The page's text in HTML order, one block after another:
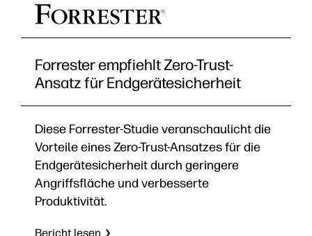
Forrester empfiehlt Zero-Trust-
Ansatz für Endgerätesicherheit
Diese Forrester-Studie veranschaulicht die
Vorteile eines Zero-Trust-Ansatzes für die
Endgerätesicherheit durch geringere
Angriffsfläche und verbesserte
Produktivität.
Bericht lesen